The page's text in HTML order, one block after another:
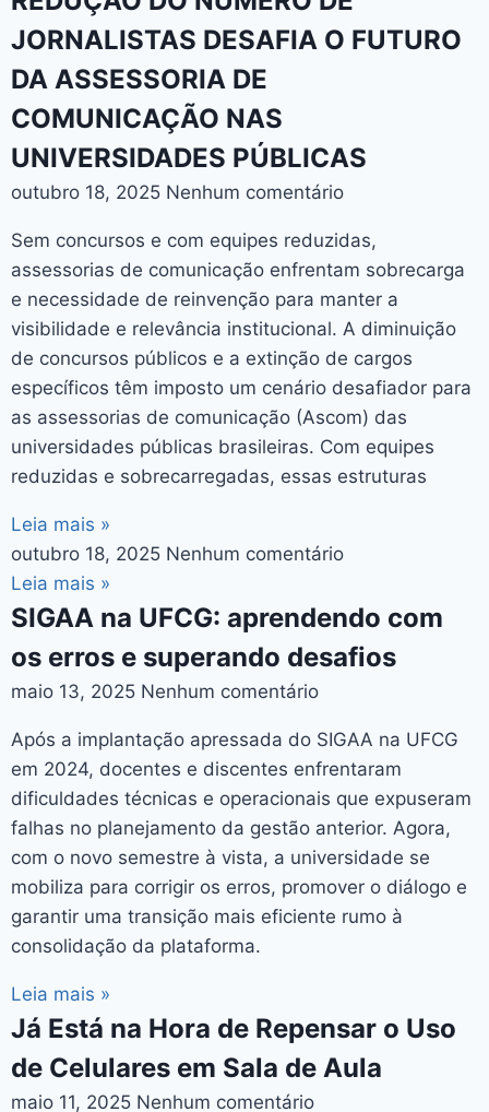
JORNALISTAS DESAFIA O FUTURO
DA ASSESSORIA DE
COMUNICAÇÃO NAS
UNIVERSIDADES PÚBLICAS
outubro 18, 2025 Nenhum comentário
Sem concursos e com equipes reduzidas,
assessorias de comunicação enfrentam sobrecarga
e necessidade de reinvenção para manter a
visibilidade e relevância institucional. A diminuição
de concursos públicos e a extinção de cargos
específicos têm imposto um cenário desafiador para
as assessorias de comunicação (Ascom) das
universidades públicas brasileiras. Com equipes
reduzidas e sobrecarregadas, essas estruturas
Leia mais »
outubro 18, 2025 Nenhum comentário
Leia mais »
SIGAA na UFCG: aprendendo com
os erros e superando desafios
maio 13, 2025 Nenhum comentário
Após a implantação apressada do SIGAA na UFCG
em 2024, docentes e discentes enfrentaram
dificuldades técnicas e operacionais que expuseram
falhas no planejamento da gestão anterior. Agora,
com o novo semestre à vista, a universidade se
mobiliza para corrigir os erros, promover o diálogo e
garantir uma transição mais eficiente rumo à
consolidação da plataforma.
Leia mais »
Já Está na Hora de Repensar o Uso
de Celulares em Sala de Aula
maio 11, 2025 Nenhum comentário